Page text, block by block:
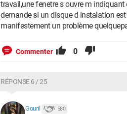
travail,une fenetre s ouvre m
demande si un disque d instalation
manifestement un problème
Commenter 0
RÉPONSE 6 / 25
Gouril 580